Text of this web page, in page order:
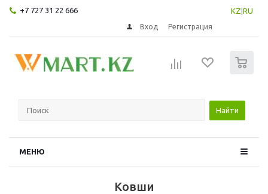
+7 727 31 22 666 KZ RU
Вход Регистрация
Найти
МЕНЮ
Ковши